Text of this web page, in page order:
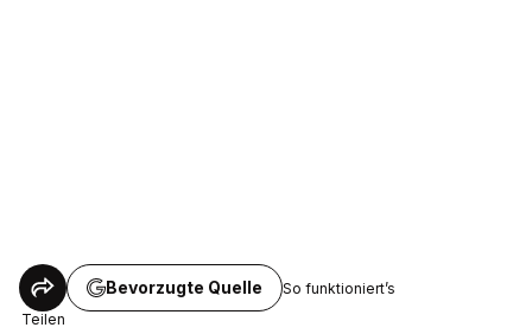
Teilen
Bevorzugte Quelle So funktioniert’s